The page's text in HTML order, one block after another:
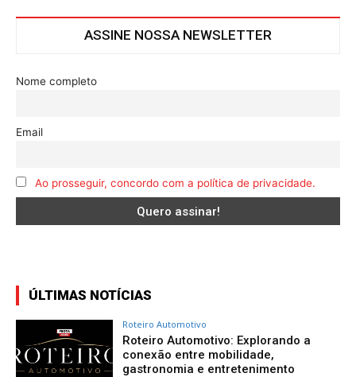
ASSINE NOSSA NEWSLETTER
Nome completo
Email
Ao prosseguir, concordo com a política de privacidade.
ÚLTIMAS NOTÍCIAS
Roteiro Automotivo
Roteiro Automotivo: Explorando a
conexão entre mobilidade,
gastronomia e entretenimento